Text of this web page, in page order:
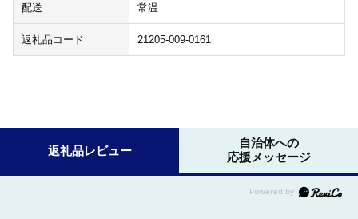
配送 常温
返礼品コード 21205-009-0161
返礼品レビュー
自治体への
応援メッセージ